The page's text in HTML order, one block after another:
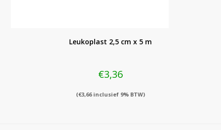
Leukoplast 2,5 cm x 5 m
€3,36
(€3,66inclusief 9% BTW)